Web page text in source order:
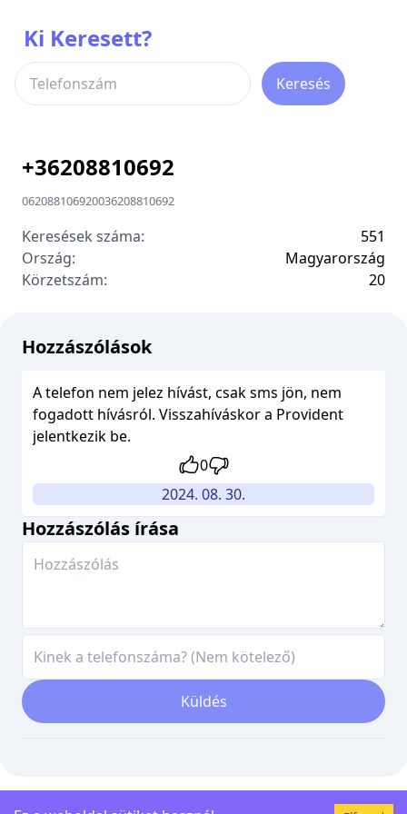
Ki Keresett?
Keresés
+36208810692
062088106920036208810692
Keresések száma:
551
Ország:
Magyarország
Körzetszám:
20
Hozzászólás írása
Küldés
Hozzászólások
A telefon nem jelez hívást, csak sms jön, nem
fogadott hívásról. Visszahíváskor a Provident
jelentkezik be.
0
2024. 08. 30.